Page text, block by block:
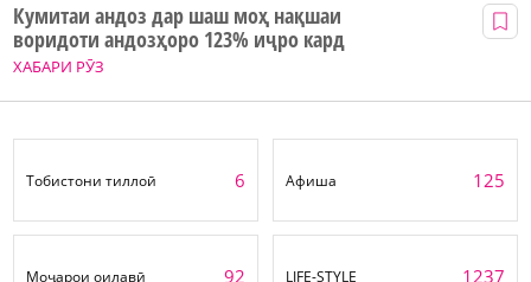
ХАБАРИ РӮЗ
Кумитаи андоз дар шаш моҳ нақшаи
воридоти андозҳоро 123% иҷро кард
Тобистони тиллоӣ 6 Афиша 125
Моҷарои оилавӣ 92 LIFE-STYLE 1237